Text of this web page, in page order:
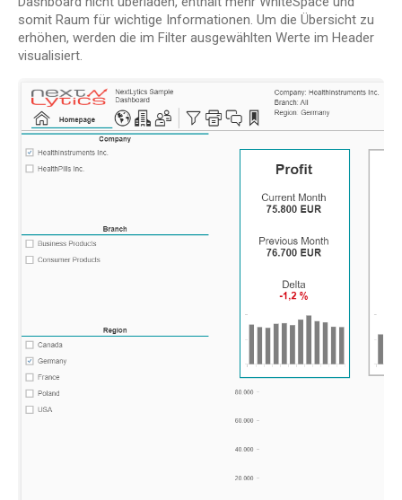
somit Raum für wichtige Informationen. Um die Übersicht zu
erhöhen, werden die im Filter ausgewählten Werte im Header
visualisiert.